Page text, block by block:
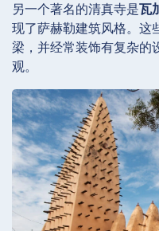
另一个著名的清真寺是瓦
现了萨赫勒建筑风格。这
梁，并经常装饰有复杂的
观。